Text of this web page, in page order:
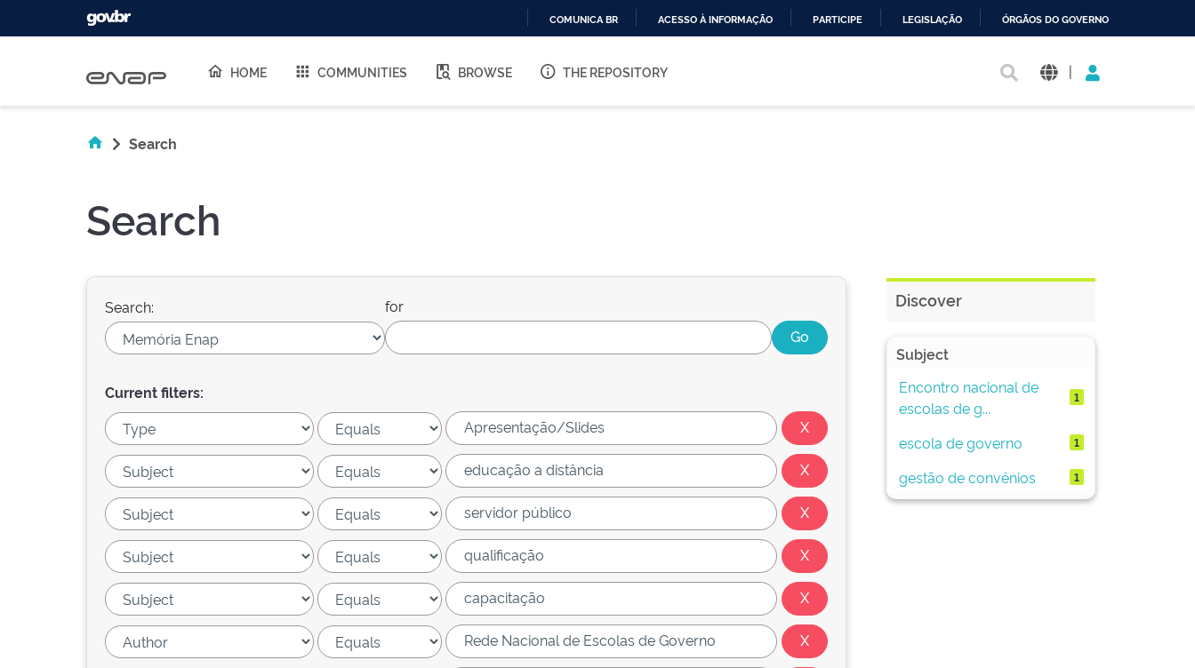
O
COMUNICA BR ACESSO À INFORMAÇÃO PARTICIPE LEGISLAÇÃO ÓRGÃOS DO GOVERNO
HOME COMMUNITIES BROWSE THE REPOSITORY |
Search
Search
Search: for
Current filters:
Discover
Subject
Encontro nacional de
escolas de g...
1
escola de governo 1
gestão de convênios 1